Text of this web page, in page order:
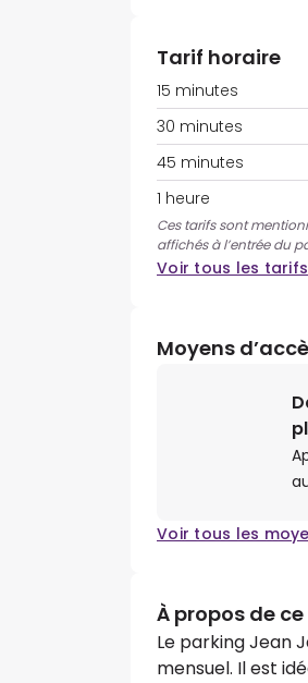
Tarif horaire
15 minutes
30 minutes
45 minutes
1 heure
Ces tarifs sont
affichés à l’entrée du
Voir tous les tarifs
Moyens
Voir tous les
À propos de
Le parking Jean
mensuel. Il est